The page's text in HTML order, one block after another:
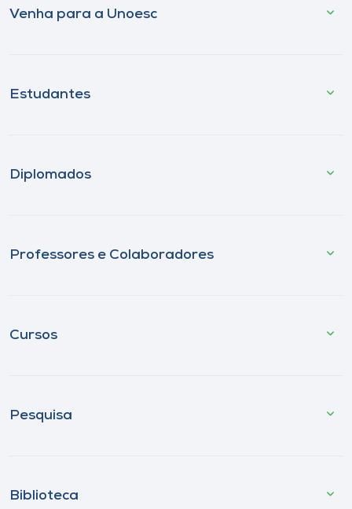
Venha para a Unoesc
Estudantes
Diplomados
Professores e Colaboradores
Cursos
Pesquisa
Biblioteca